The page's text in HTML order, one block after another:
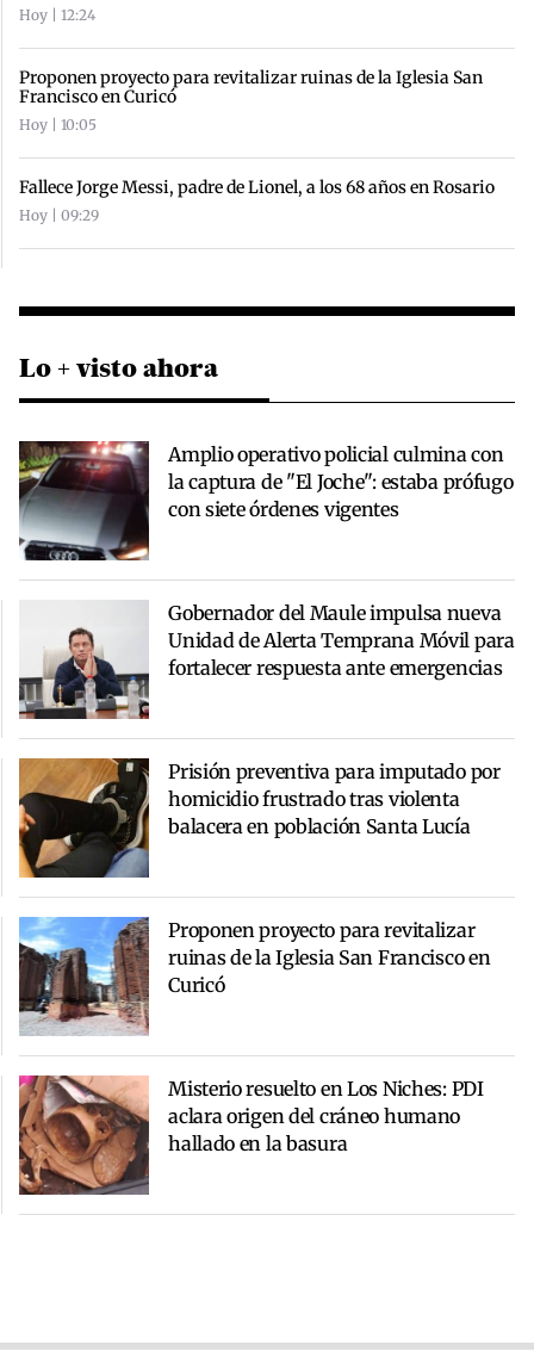
Hoy | 12:24
Proponen proyecto para revitalizar ruinas de la Iglesia San
Francisco en Curicó
Hoy | 10:05
Fallece Jorge Messi, padre de Lionel, a los 68 años en Rosario
Hoy | 09:29
Lo + visto ahora
Amplio operativo policial culmina con
la captura de "El Joche": estaba prófugo
con siete órdenes vigentes
Gobernador del Maule impulsa nueva
Unidad de Alerta Temprana Móvil para
fortalecer respuesta ante emergencias
Prisión preventiva para imputado por
homicidio frustrado tras violenta
balacera en población Santa Lucía
Proponen proyecto para revitalizar
ruinas de la Iglesia San Francisco en
Curicó
Misterio resuelto en Los Niches: PDI
aclara origen del cráneo humano
hallado en la basura